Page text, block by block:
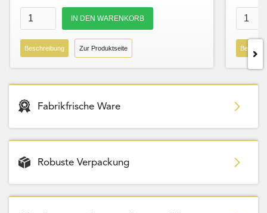
Beschreibung Zur Produktseite
Fabrikfrische Ware
Robuste Verpackung